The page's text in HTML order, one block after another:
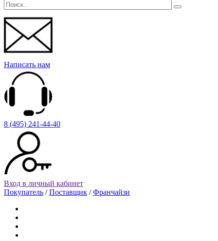
Написать нам
8 (495) 241-44-40
Вход в личный кабинет
Покупатель /Поставщик /Франчайзи